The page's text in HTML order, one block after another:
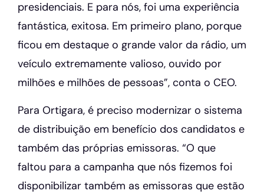
presidenciais. E para nós, foi uma experiência
fantástica, exitosa. Em primeiro plano, porque
ficou em destaque o grande valor da rádio, um
veículo extremamente valioso, ouvido por
milhões e milhões de pessoas”, conta o CEO.
Para Ortigara, é preciso modernizar o sistema
de distribuição em benefício dos candidatos e
também das próprias emissoras. “O que
faltou para a campanha que nós fizemos foi
disponibilizar também as emissoras que estão